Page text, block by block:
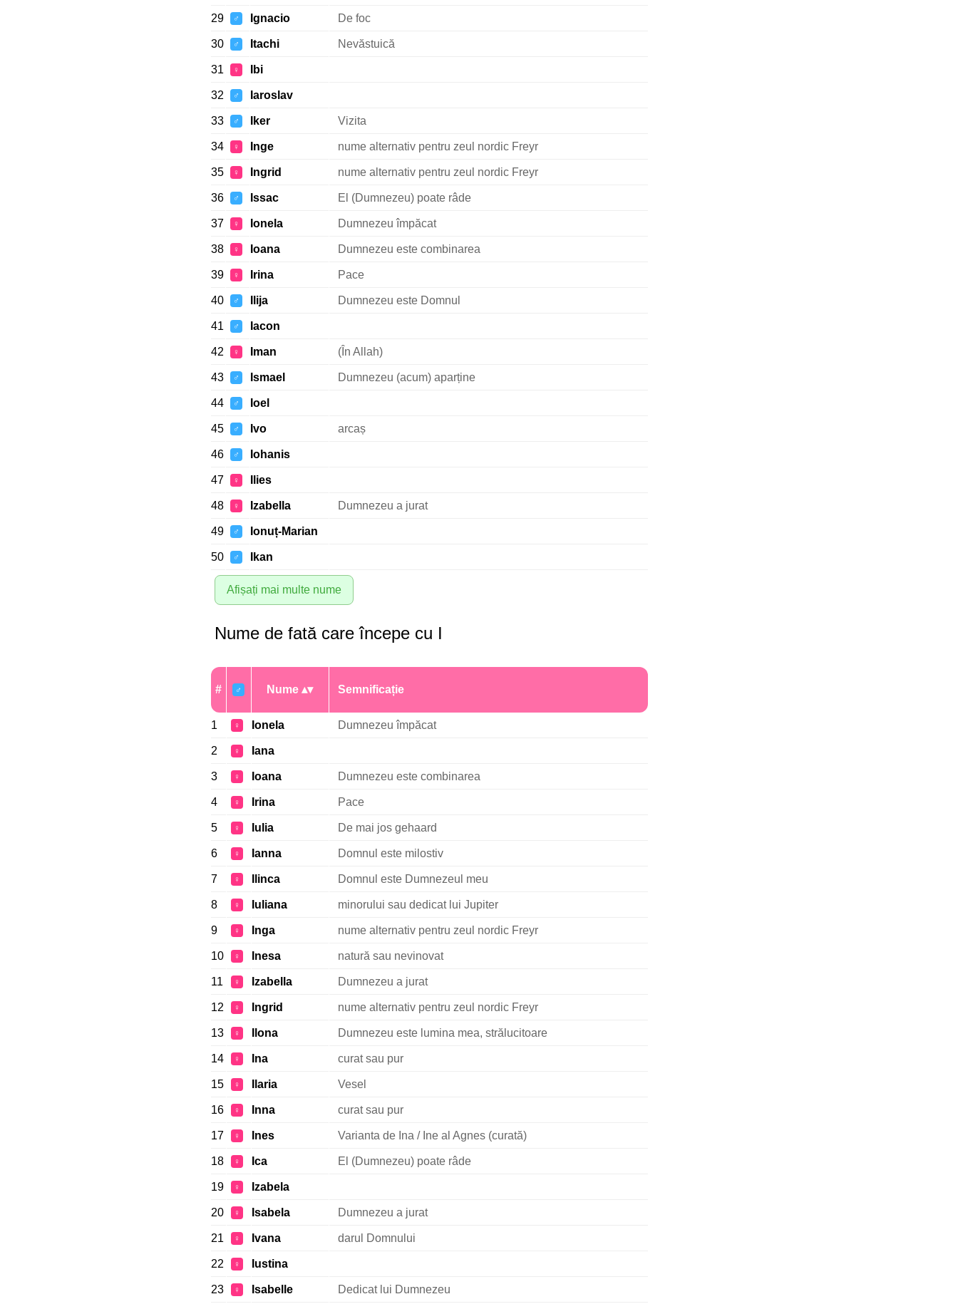
29 ♂ Ignacio De foc
30 ♂ Itachi Nevăstuică
31 ♀ Ibi
32 ♂ Iaroslav
33 ♂ Iker Vizita
34 ♀ Inge nume alternativ pentru zeul nordic Freyr
35 ♀ Ingrid nume alternativ pentru zeul nordic Freyr
36 ♂ Issac El (Dumnezeu) poate râde
37 ♀ Ionela Dumnezeu împăcat
38 ♀ Ioana Dumnezeu este combinarea
39 ♀ Irina Pace
40 ♂ Ilija Dumnezeu este Domnul
41 ♂ Iacon
42 ♀ Iman (În Allah)
43 ♂ Ismael Dumnezeu (acum) aparține
44 ♂ Ioel
45 ♂ Ivo arcaș
46 ♂ Iohanis
47 ♀ Ilies
48 ♀ Izabella Dumnezeu a jurat
49 ♂ Ionuț-Marian
50 ♂ Ikan
Afișați mai multe nume
Nume de fată care începe cu I
# ♂ Nume Semnificație
1 ♀ Ionela Dumnezeu împăcat
2 ♀ Iana
3 ♀ Ioana Dumnezeu este combinarea
4 ♀ Irina Pace
5 ♀ Iulia De mai jos gehaard
6 ♀ Ianna Domnul este milostiv
7 ♀ Ilinca Domnul este Dumnezeul meu
8 ♀ Iuliana minorului sau dedicat lui Jupiter
9 ♀ Inga nume alternativ pentru zeul nordic Freyr
10 ♀ Inesa natură sau nevinovat
11 ♀ Izabella Dumnezeu a jurat
12 ♀ Ingrid nume alternativ pentru zeul nordic Freyr
13 ♀ Ilona Dumnezeu este lumina mea, strălucitoare
14 ♀ Ina curat sau pur
15 ♀ Ilaria Vesel
16 ♀ Inna curat sau pur
17 ♀ Ines Varianta de Ina / Ine al Agnes (curată)
18 ♀ Ica El (Dumnezeu) poate râde
19 ♀ Izabela
20 ♀ Isabela Dumnezeu a jurat
21 ♀ Ivana darul Domnului
22 ♀ Iustina
23 ♀ Isabelle Dedicat lui Dumnezeu